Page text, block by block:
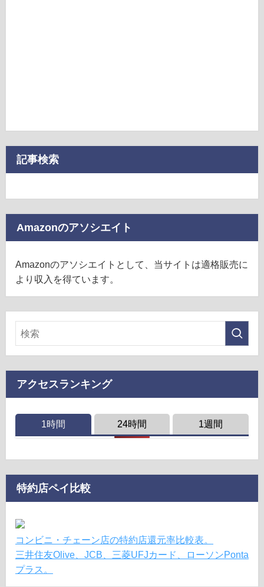
記事検索
Amazonのアソシエイト
Amazonのアソシエイトとして、当サイトは適格販売に
より収入を得ています。
アクセスランキング
1時間 24時間 1週間
特約店ペイ比較
コンビニ・チェーン店の特約店還元率比較表。
三井住友Olive、JCB、三菱UFJカード、ローソンPonta
プラス。